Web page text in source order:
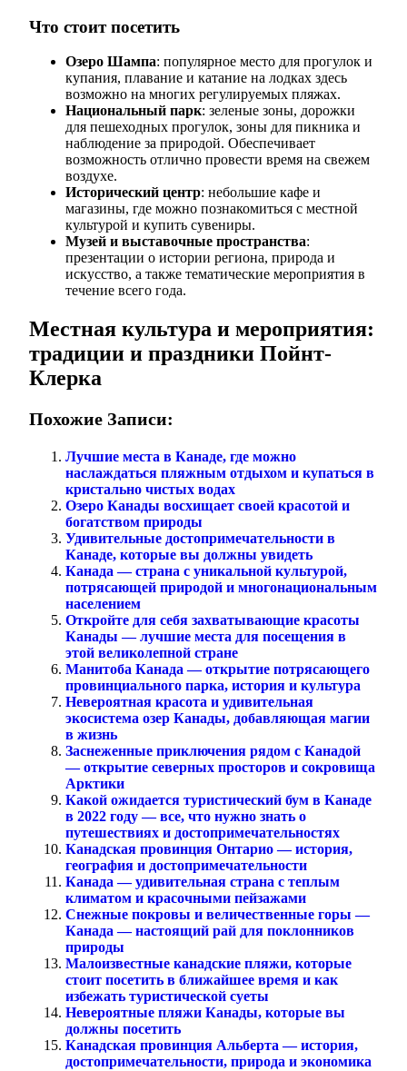
Что стоит посетить
Озеро Шампа: популярное место для прогулок и
купания, плавание и катание на лодках здесь
возможно на многих регулируемых пляжах.
Национальный парк: зеленые зоны, дорожки
для пешеходных прогулок, зоны для пикника и
наблюдение за природой. Обеспечивает
возможность отлично провести время на свежем
воздухе.
Исторический центр: небольшие кафе и
магазины, где можно познакомиться с местной
культурой и купить сувениры.
Музей и выставочные пространства:
презентации о истории региона, природа и
искусство, а также тематические мероприятия в
течение всего года.
Местная культура и мероприятия:
традиции и праздники Пойнт-
Клерка
Похожие Записи:
Лучшие места в Канаде, где можно
наслаждаться пляжным отдыхом и купаться в
кристально чистых водах
Озеро Канады восхищает своей красотой и
богатством природы
Удивительные достопримечательности в
Канаде, которые вы должны увидеть
Канада — страна с уникальной культурой,
потрясающей природой и многонациональным
населением
Откройте для себя захватывающие красоты
Канады — лучшие места для посещения в
этой великолепной стране
Манитоба Канада — открытие потрясающего
провинциального парка, история и культура
Невероятная красота и удивительная
экосистема озер Канады, добавляющая магии
в жизнь
Заснеженные приключения рядом с Канадой
— открытие северных просторов и сокровища
Арктики
Какой ожидается туристический бум в Канаде
в 2022 году — все, что нужно знать о
путешествиях и достопримечательностях
Канадская провинция Онтарио — история,
география и достопримечательности
Канада — удивительная страна с теплым
климатом и красочными пейзажами
Снежные покровы и величественные горы —
Канада — настоящий рай для поклонников
природы
Малоизвестные канадские пляжи, которые
стоит посетить в ближайшее время и как
избежать туристической суеты
Невероятные пляжи Канады, которые вы
должны посетить
Канадская провинция Альберта — история,
достопримечательности, природа и экономика